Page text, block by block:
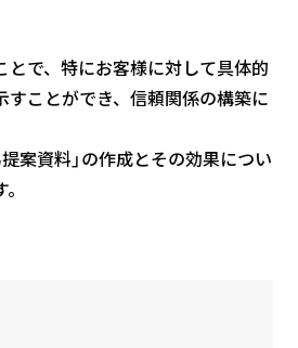
とで、特にお客様に対して具体的
すことができ、信頼関係の構築に
案資料」の作成とその効果につい